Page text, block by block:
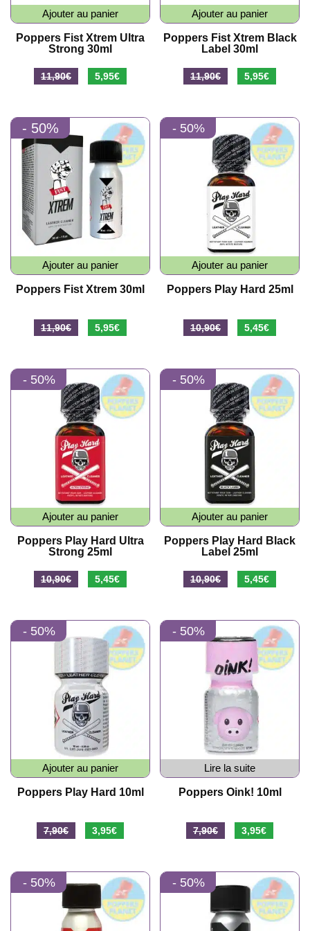
Ajouter au panier
Poppers Fist Xtrem Ultra
Strong 30ml
11,90€
Le
était :
11,90€.
5,95€
est :
5,95€.
Ajouter au panier
Poppers Fist Xtrem Black
Label 30ml
11,90€
Le
était :
11,90€.
5,95€
est :
5,95€.
- 50%
- 50%
Ajouter au panier
Poppers Fist Xtrem 30ml
11,90€
Le
était :
11,90€.
5,95€
est :
5,95€.
- 50%
Ajouter au panier
Poppers Play Hard 25ml
10,90€
Le
était :
10,90€.
5,45€
est :
5,45€.
- 50%
Ajouter au panier
Poppers Play Hard Ultra
Strong 25ml
10,90€
Le
était :
10,90€.
5,45€
est :
5,45€.
- 50%
Ajouter au panier
Poppers Play Hard Black
Label 25ml
10,90€
Le
était :
10,90€.
5,45€
est :
5,45€.
- 50%
Ajouter au panier
Poppers Play Hard 10ml
7,90€
Le
était :
7,90€.
3,95€
est :
3,95€.
- 50%
Lire la suite
Poppers Oink! 10ml
7,90€
Le
était :
7,90€.
3,95€
est :
3,95€.
- 50% - 50%